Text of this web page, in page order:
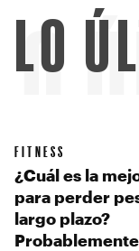
LO
FITNESS
¿Cuál es la
para perder
largo plazo?